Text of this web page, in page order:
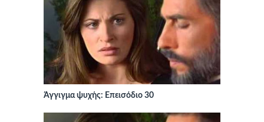
Άγγιγμα ψυχής: Επεισόδιο 30